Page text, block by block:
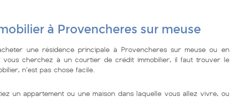
à Provencheres sur meuse
une résidence principale à Provencheres sur meuse ou en
vous cherchez à un courtier de crédit immobilier, il faut trouver le
n'est pas chose facile.
un appartement ou une maison dans laquelle vous allez vivre, ou